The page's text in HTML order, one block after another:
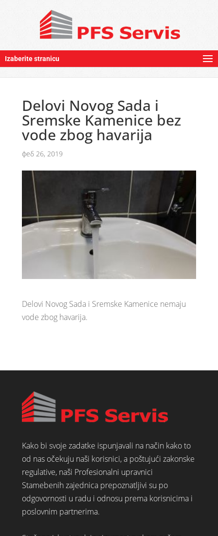
Izaberite stranicu
Delovi Novog Sada i
Sremske Kamenice bez
vode zbog havarija
феб 26, 2019
Delovi Novog Sada i Sremske Kamenice nemaju
vode zbog havarija.
Kako bi svoje zadatke ispunjavali na način kako to
od nas očekuju naši korisnici, a poštujući zakonske
regulative, naši Profesionalni upravnici
Stamebenih zajednica prepoznatljivi su po
odgovornosti u radu i odnosu prema korisnicima i
poslovnim partnerima.